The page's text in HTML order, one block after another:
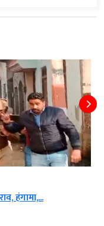
हंगामा,...